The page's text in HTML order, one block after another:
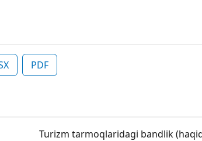
PDF
Turizm tarmoqlaridagi bandlik